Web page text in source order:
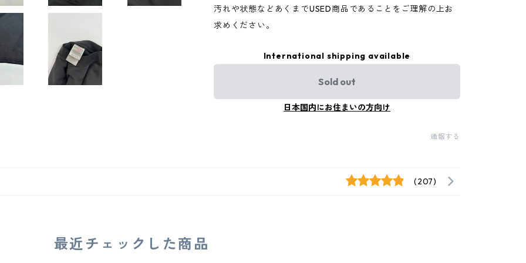
汚れや状態などあくまでUSED商品であることをご理解の上お
求めください。
International shipping available
Sold out
日本国内にお住まいの方向け
通報する
(207)
最近チェックした商品